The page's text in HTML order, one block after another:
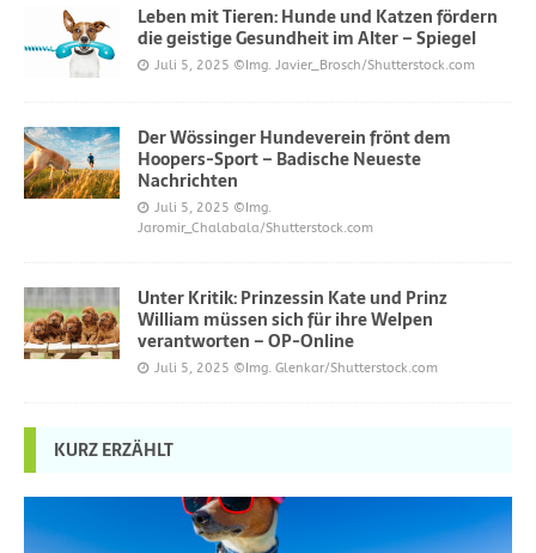
Leben mit Tieren: Hunde und Katzen fördern
die geistige Gesundheit im Alter – Spiegel
Juli 5, 2025 ©Img. Javier_Brosch/Shutterstock.com
Der Wössinger Hundeverein frönt dem
Hoopers-Sport – Badische Neueste
Nachrichten
Juli 5, 2025 ©Img.
Jaromir_Chalabala/Shutterstock.com
Unter Kritik: Prinzessin Kate und Prinz
William müssen sich für ihre Welpen
verantworten – OP-Online
Juli 5, 2025 ©Img. Glenkar/Shutterstock.com
KURZ ERZÄHLT